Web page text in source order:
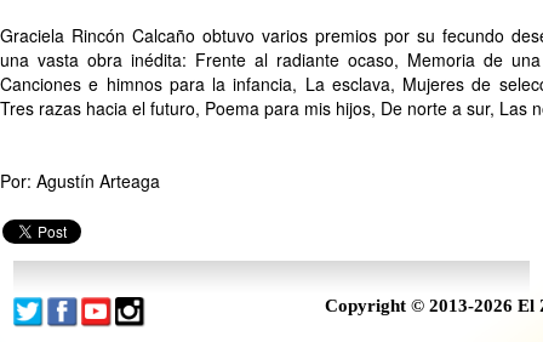
Graciela Rincón Calcaño obtuvo varios premios por su fecundo
una vasta obra inédita: Frente al radiante ocaso, Memoria de
Canciones e himnos para la infancia, La esclava, Mujeres de
Tres razas hacia el futuro, Poema para mis hijos, De norte a sur, Las
Por: Agustín Arteaga
Copyright © 2013-2026 El